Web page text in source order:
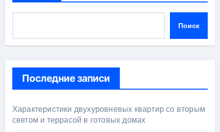
Поиск
Последние записи
Характеристики двухуровневых квартир со вторым
светом и террасой в готовых домах